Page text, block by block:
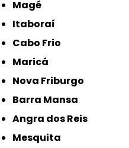
Magé
Itaboraí
Cabo Frio
Maricá
Nova Friburgo
Barra Mansa
Angra dos Reis
Mesquita